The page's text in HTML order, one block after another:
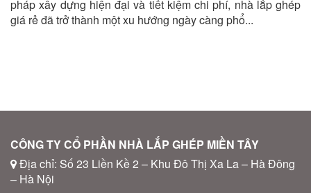
pháp xây dựng hiện đại và tiết kiệm chi phí, nhà lắp ghép
giá rẻ đã trở thành một xu hướng ngày càng phổ...
CÔNG TY CỔ PHẦN NHÀ LẮP GHÉP MIỀN TÂY
Địa chỉ: Số 23 Liền Kề 2 – Khu Đô Thị Xa La – Hà Đông
– Hà Nội